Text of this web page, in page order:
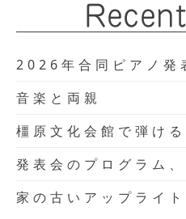
2026年合同ピアノ発
音楽と両親
橿原文化会館で弾ける
発表会のプログラム
家の古いアップライト